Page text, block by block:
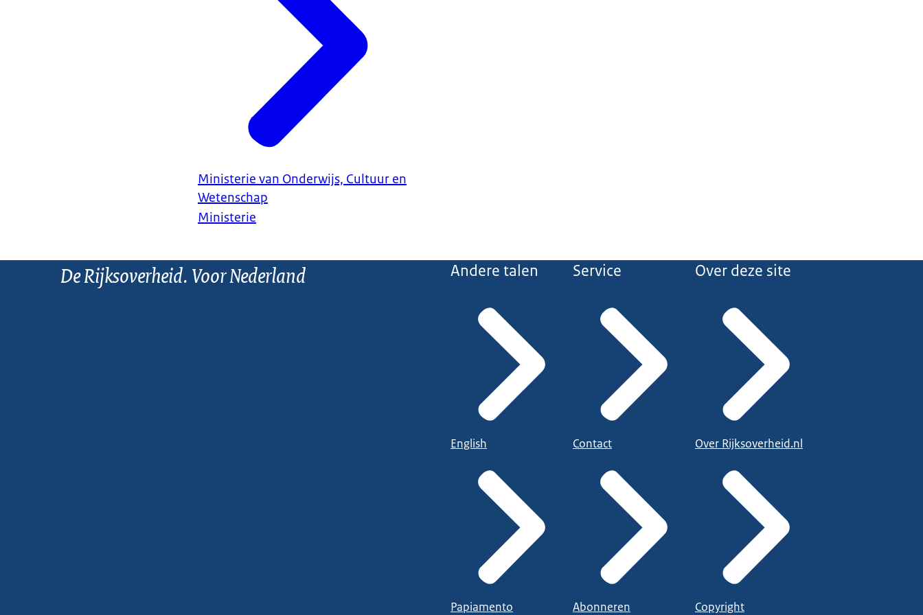
Ministerie van Onderwijs, Cultuur en
Wetenschap
Ministerie
De Rijksoverheid. Voor Nederland Andere talen
English
Papiamento
Service
Contact
Abonneren
Over deze site
Over Rijksoverheid.nl
Copyright